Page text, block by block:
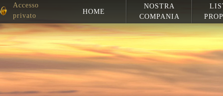
Accesso
privato
HOME
NOSTRA
COMPANIA